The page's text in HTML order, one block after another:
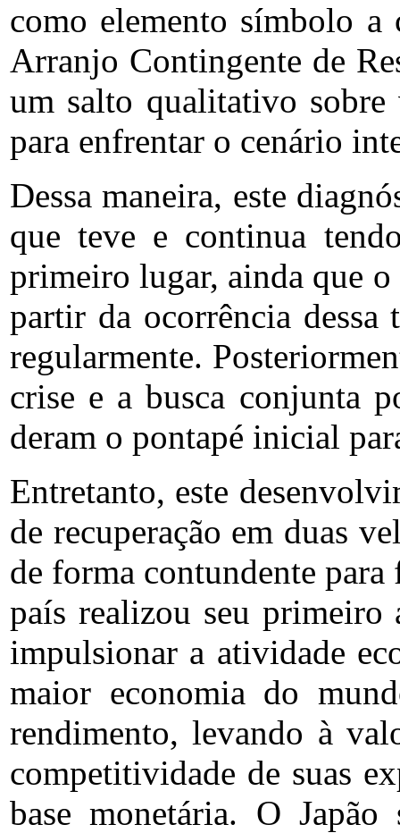
como elemento símbolo
Arranjo Contingente de
um salto qualitativo sobre
para enfrentar o cenário
Dessa maneira, este
que teve e continua
primeiro lugar, ainda que
partir da ocorrência
regularmente.
crise e a busca conjunta
deram o pontapé inicial
Entretanto, este
de recuperação em duas
de forma contundente
país realizou seu primeiro
impulsionar a atividade
maior economia do
rendimento, levando à
competitividade de suas
base monetária. O